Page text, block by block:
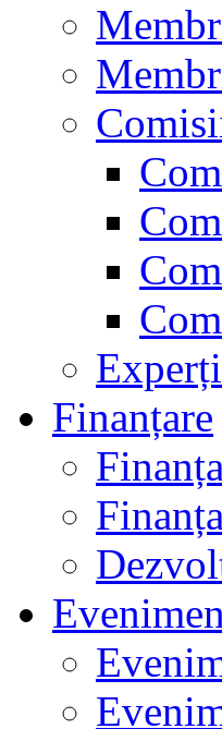
Finanțare